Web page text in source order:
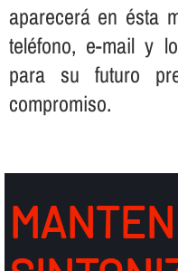
aparecerá en ésta
teléfono, e-mail y
para su futuro
compromiso.